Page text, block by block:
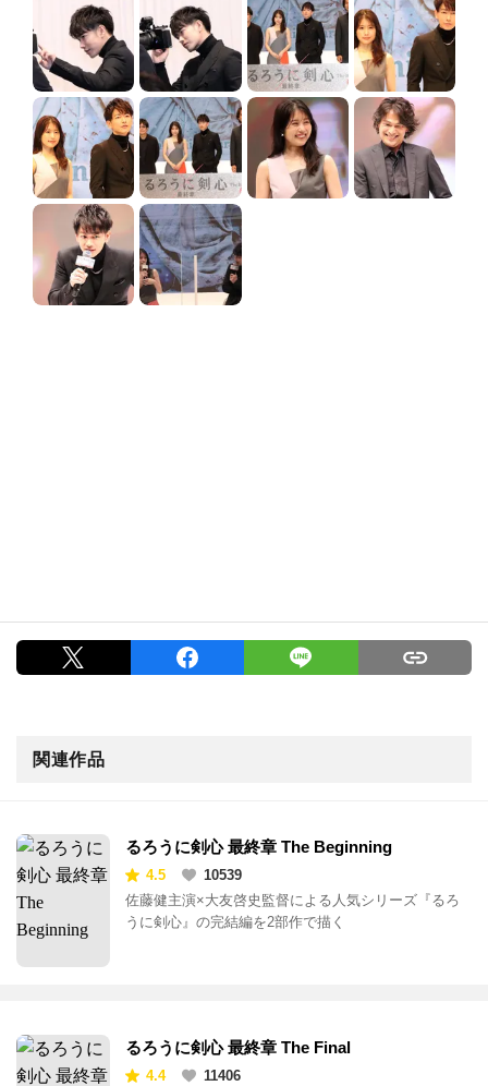
関連作品
るろうに剣心 最終章 The Beginning
4.5
10539
佐藤健主演×大友啓史監督による人気シリーズ『るろ
うに剣心』の完結編を2部作で描く
るろうに剣心 最終章 The Final
4.4 11406